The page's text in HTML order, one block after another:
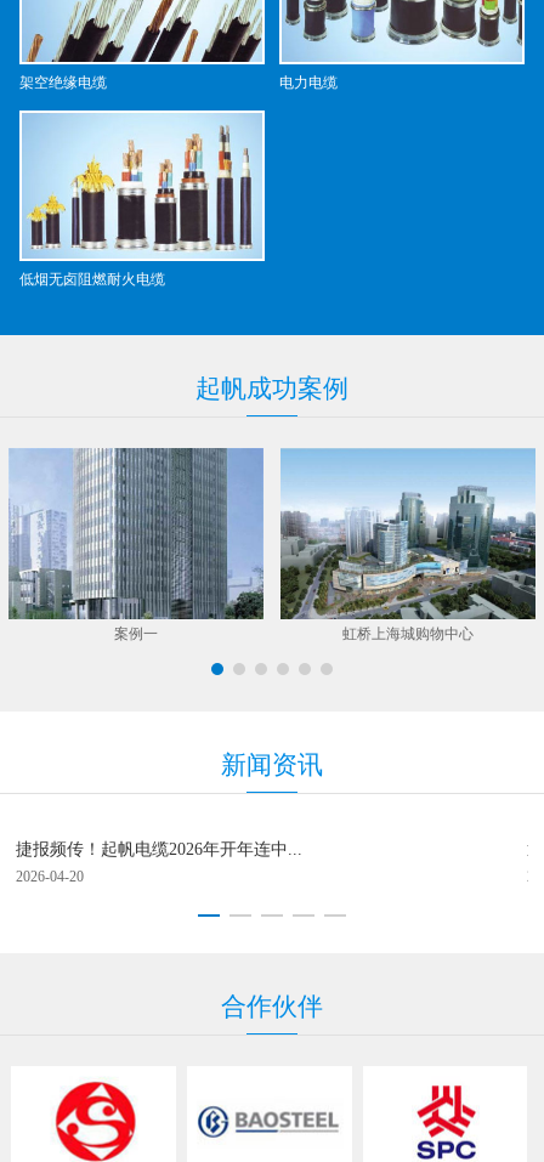
架空绝缘电缆 电力电缆
低烟无卤阻燃耐火电缆
起帆成功案例
案例一 虹桥上海城购物中心
新闻资讯
捷报频传！起帆电缆2026年开年连中...
2026-04-20
合作伙伴